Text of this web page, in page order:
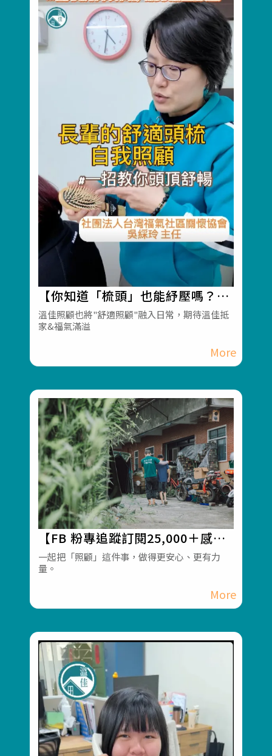
【你知道「梳頭」也能紓壓嗎？】
#彰化長照機構 #員林長照機構 #
長照3.0 #長照服務
溫佳照顧也將"舒適照顧"融入日常，期待溫佳抵
家&福氣滿溢
【FB 粉專追蹤訂閱25,000＋感謝
有您同行】#彰化長照機構 #員林
長照機構 #長照3.0 #長照服務
一起把「照顧」這件事，做得更安心、更有力
量。